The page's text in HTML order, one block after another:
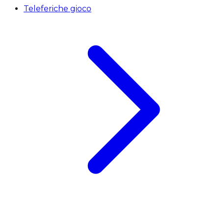
Teleferiche gioco